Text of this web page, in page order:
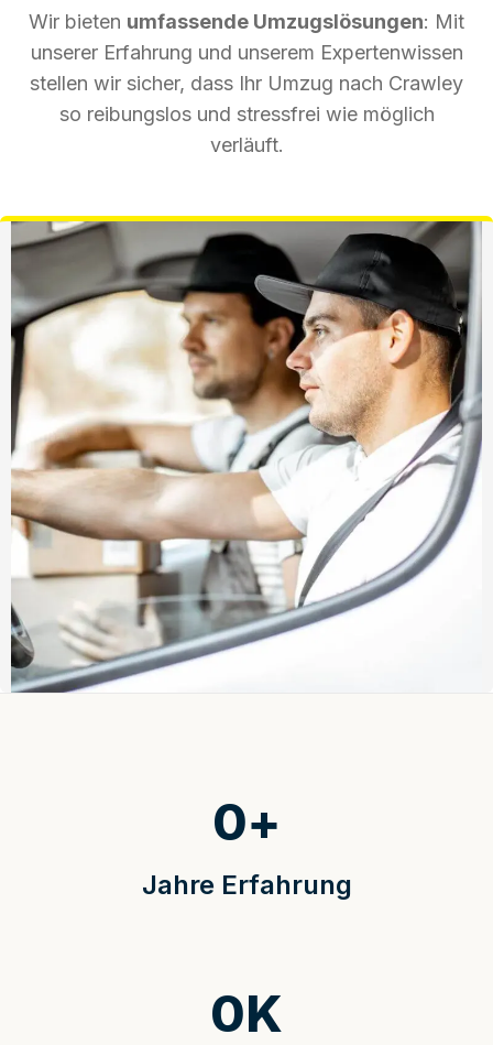
Wir bieten umfassende Umzugslösungen: Mit
unserer Erfahrung und unserem Expertenwissen
stellen wir sicher, dass Ihr Umzug nach Crawley
so reibungslos und stressfrei wie möglich
verläuft.
Jahre Erfahrung
0+
0K